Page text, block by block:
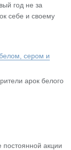
год не за
себе и своему
сером и
арок белого
акции